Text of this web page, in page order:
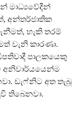
මාධ්‍යවේදීන්
අන්තර්ජාතික
හැකි තරම්
වැනි කාරණා.
පාලකයෙකු
අනිවාර්යයෙන්ම
ඩැෆ්නිට අත තැබූ
තිබෙනවා.